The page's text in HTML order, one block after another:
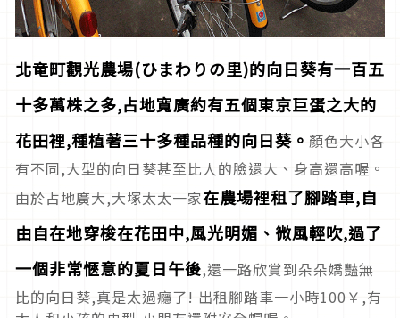
北竜町觀光農場(ひまわりの里)的向日葵有一百五
十多萬株之多,占地寬廣約有五個東京巨蛋之大的
花田裡,種植著三十多種品種的向日葵。 顏色大小各
有不同,大型的向日葵甚至比人的臉還大、身高還高喔。
由於占地廣大,大塚太太一家在農場裡租了腳踏車,自
由自在地穿梭在花田中,風光明媚、微風輕吹,過了
一個非常愜意的夏日午後,還一路欣賞到朵朵嬌豔無
比的向日葵,真是太過癮了! 出租腳踏車一小時100￥,有